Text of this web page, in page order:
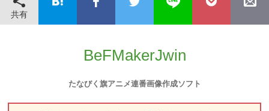
共有
BeFMakerJwin
たなびく旗アニメ連番画像作成ソフト